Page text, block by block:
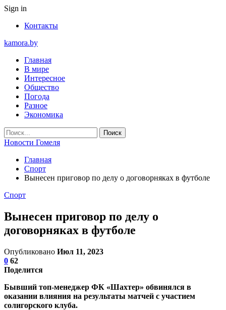
Sign in
Контакты
kamora.by
Главная
В мире
Интересное
Общество
Погода
Разное
Экономика
Новости Гомеля
Главная
Спорт
Вынесен приговор по делу о договорняках в футболе
Спорт
Вынесен приговор по делу о
договорняках в футболе
Опубликовано Июл 11, 2023
0 62
Поделится
Бывший топ-менеджер ФК «Шахтер» обвинялся в
оказании влияния на результаты матчей с участием
солигорского клуба.